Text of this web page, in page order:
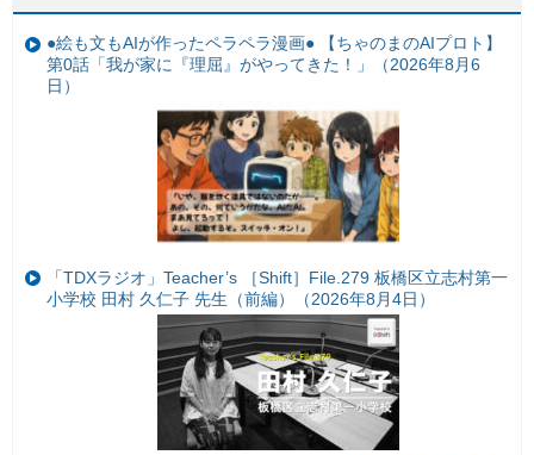
●絵も文もAIが作ったペラペラ漫画● 【ちゃのまのAIプロト】
第0話「我が家に『理屈』がやってきた！」（2026年8月6
日）
「TDXラジオ」Teacher’s ［Shift］File.279 板橋区立志村第一
小学校 田村 久仁子 先生（前編）（2026年8月4日）